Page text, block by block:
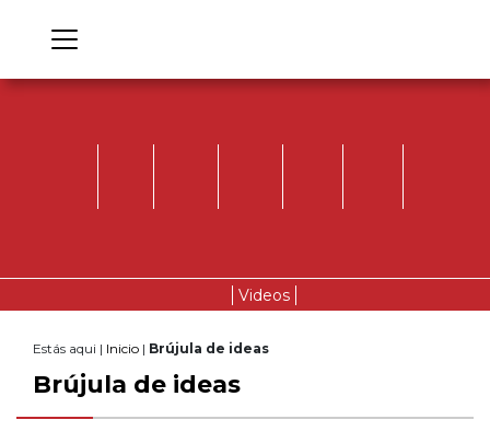
Videos
Estás aqui | Inicio | Brújula de ideas
Brújula de ideas